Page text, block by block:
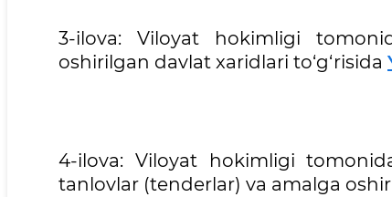
3-ilova: Viloyat hokimligi
oshirilgan davlat xaridlari to‘g‘risida
4-ilova: Viloyat hokimligi
tanlovlar (tenderlar) va amalga